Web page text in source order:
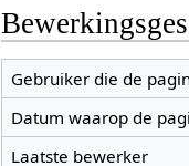
Gebruiker die de
Datum waarop de
Laatste bewerker